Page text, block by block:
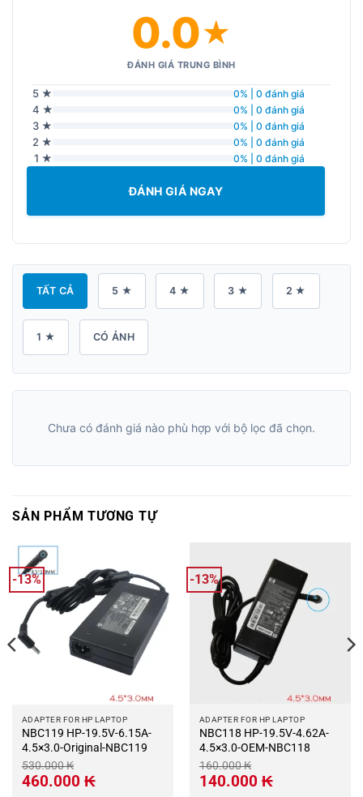
0.0★
ĐÁNH GIÁ TRUNG BÌNH
5 ★ 0% | 0 đánh giá
4 ★ 0% | 0 đánh giá
3 ★ 0% | 0 đánh giá
2 ★ 0% | 0 đánh giá
1 ★ 0% | 0 đánh giá
ĐÁNH GIÁ NGAY
TẤT CẢ 5 ★ 4 ★ 3 ★ 2 ★
1 ★ CÓ ẢNH
Chưa có đánh giá nào phù hợp với bộ lọc đã chọn.
SẢN PHẨM TƯƠNG TỰ
-13%
ADAPTER FOR HP LAPTOP
NBC119 HP-19.5V-6.15A-
4.5×3.0-Original-NBC119
530.000₭
Giá
gốc
460.000 ₭Giá
hiện
-13%
ADAPTER FOR HP LAPTOP
NBC118 HP-19.5V-4.62A-
4.5×3.0-OEM-NBC118
160.000₭
Giá
gốc
140.000 ₭Giá
hiện